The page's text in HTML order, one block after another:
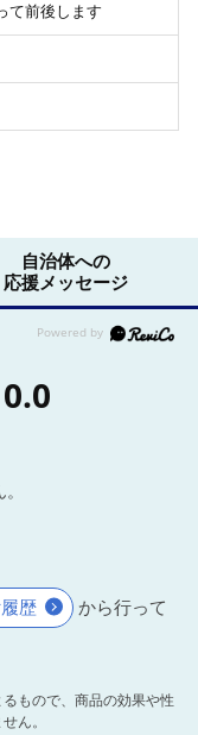
て前後します
自治体への
応援メッセージ
0.0
歴
から行って
もので、商品の効果や性
ん。